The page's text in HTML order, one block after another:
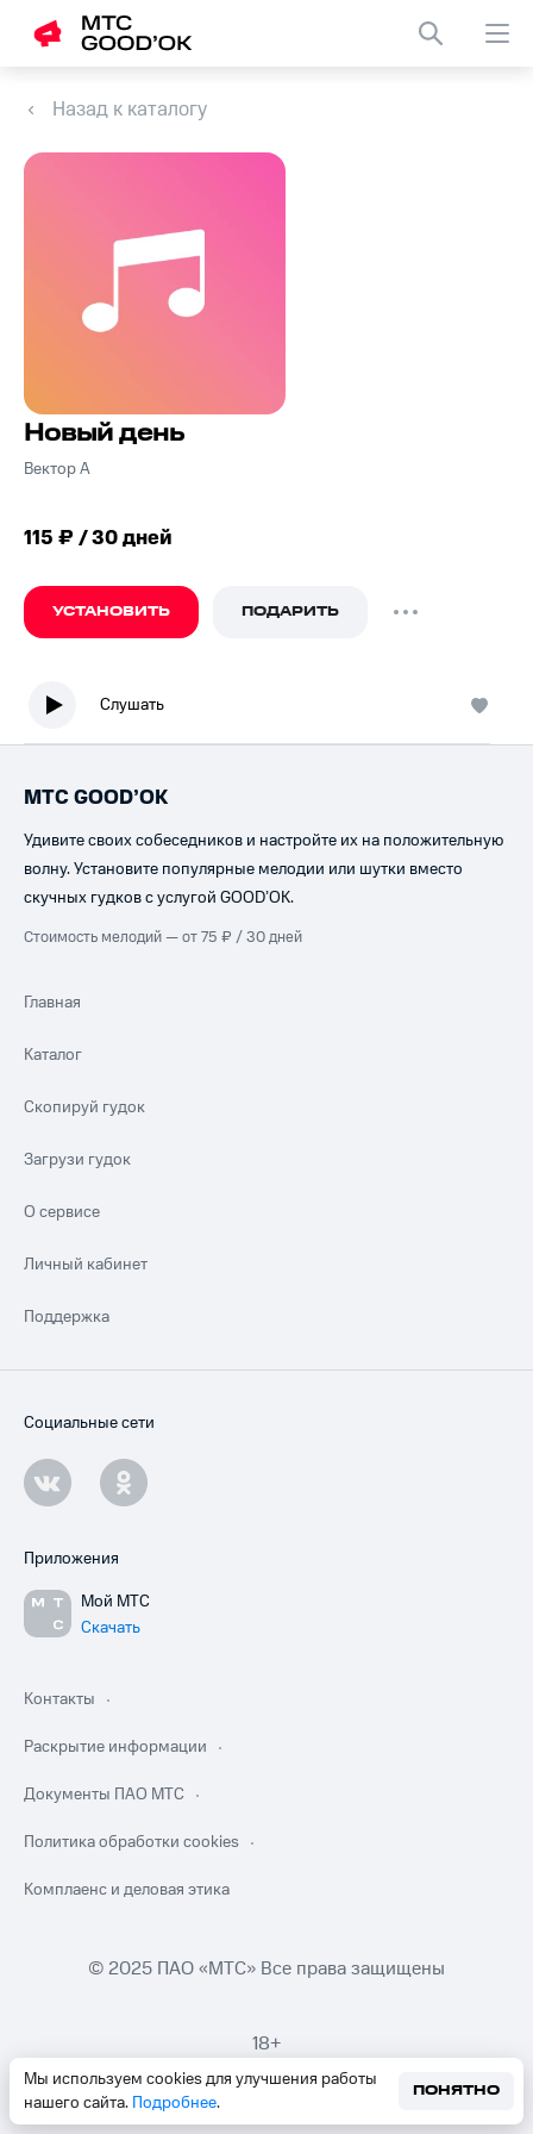
Назад к каталогу
Новый день
Вектор А
115 ₽ / 30 дней
УСТАНОВИТЬ ПОДАРИТЬ
Слушать
Мы используем cookies для улучшения работы
нашего сайта. Подробнее.
ПОНЯТНО
МТС GOOD’OK
Удивите своих собеседников и настройте их на положительную
волну. Установите популярные мелодии или шутки вместо
скучных гудков с услугой GOOD’OK.
Стоимость мелодий — от 75 ₽ / 30 дней
Главная
Каталог
Скопируй гудок
Загрузи гудок
О сервисе
Личный кабинет
Поддержка
Социальные сети
Приложения
Мой МТС
Скачать
Контакты
Раскрытие информации
Документы ПАО МТС
Политика обработки cookies
Комплаенс и деловая этика
© 2025 ПАО «МТС» Все права защищены
18+